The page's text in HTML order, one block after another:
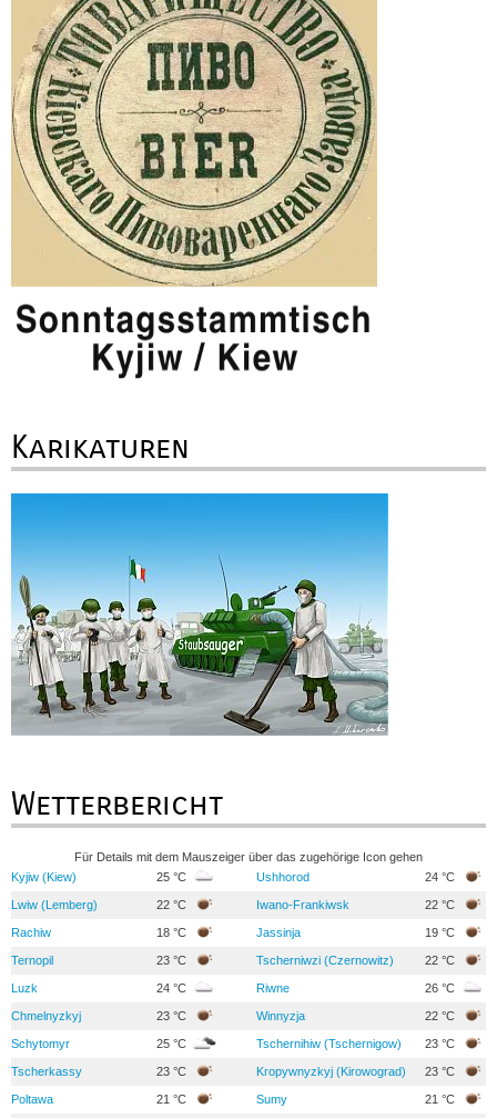
Karikaturen
Wetterbericht
Für Details mit dem Mauszeiger über das zugehörige Icon gehen
Kyjiw (Kiew)
25 °C Ushhorod 24 °C
Lwiw (Lemberg) 22 °C Iwano-Frankiwsk 22 °C
Rachiw 18 °C Jassinja 19 °C
Ternopil 23 °C Tscherniwzi (Czernowitz) 22 °C
Luzk 24 °C Riwne 26 °C
Chmelnyzkyj 23 °C Winnyzja 22 °C
Schytomyr 25 °C Tschernihiw (Tschernigow) 23 °C
Tscherkassy 23 °C Kropywnyzkyj (Kirowograd) 23 °C
Poltawa 21 °C Sumy 21 °C